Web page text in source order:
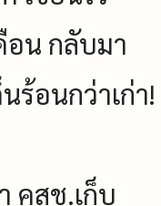
อน กลับมา
ร้อนกว่าเก่า!
คสช.เก็บ